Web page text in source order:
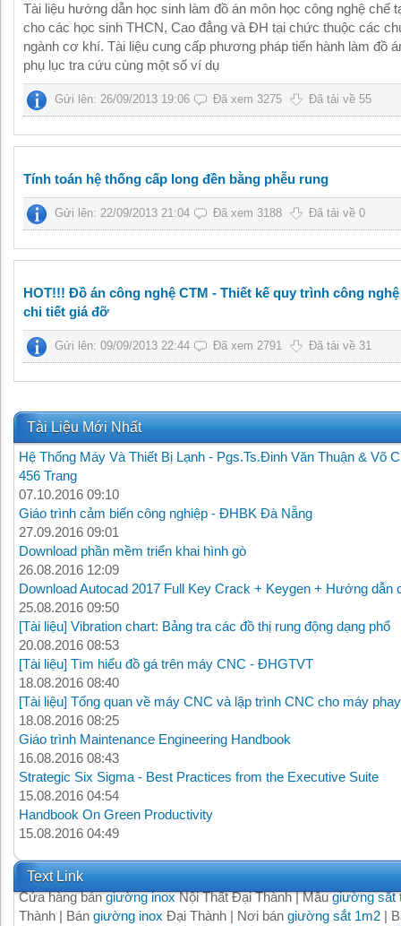
Tài liệu hướng dẫn học sinh làm đồ án môn học công nghệ chế
cho các học sinh THCN, Cao đẳng và ĐH tại chức thuộc các
ngành cơ khí. Tài liệu cung cấp phương pháp tiến hành làm đồ
phụ lục tra cứu cùng một số ví dụ
Gửi lên: 26/09/2013 19:06 Đã xem 3275 Đã tải về 55
Tính toán hệ thống cấp long đền bằng phễu rung
Gửi lên: 22/09/2013 21:04 Đã xem 3188 Đã tải về 0
HOT!!! Đồ án công nghệ CTM - Thiết kế quy trình công
chi tiết giá đỡ
Gửi lên: 09/09/2013 22:44 Đã xem 2791 Đã tải về 31
Tài Liệu Mới Nhất
Hệ Thống Máy Và Thiết Bị Lạnh - Pgs.Ts.Đinh Văn Thuận & Võ
456 Trang
07.10.2016 09:10
Giáo trình cảm biến công nghiệp - ĐHBK Đà Nẵng
27.09.2016 09:01
Download phần mềm triển khai hình gò
26.08.2016 12:09
Download Autocad 2017 Full Key Crack + Keygen + Hướng dẫn
25.08.2016 09:50
[Tài liệu] Vibration chart: Bảng tra các đồ thị rung động dạng phổ
20.08.2016 08:53
[Tài liệu] Tìm hiểu đồ gá trên máy CNC - ĐHGTVT
18.08.2016 08:40
[Tài liệu] Tổng quan về máy CNC và lập trình CNC cho máy
18.08.2016 08:25
Giáo trình Maintenance Engineering Handbook
16.08.2016 08:43
Strategic Six Sigma - Best Practices from the Executive Suite
15.08.2016 04:54
Handbook On Green Productivity
15.08.2016 04:49
Text Link
Cửa hàng bángiường inoxNội Thất Đại Thành | Mẫugiường sắt
Thành | Bán giường inox Đại Thành | Nơi bán giường sắt 1m2 |